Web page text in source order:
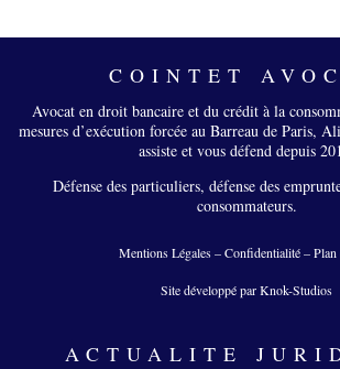
COINTET
Avocat en droit bancaire et du crédit à la
mesures d’exécution forcée au Barreau de Paris,
assiste et vous défend depuis
Défense des particuliers, défense des
consommateurs.
Mentions Légales–Confidentialité–Plan
Site développé par Knok-Studios
ACTUALITE